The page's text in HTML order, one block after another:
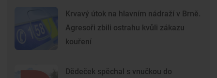
Krvavý útok na hlavním nádraží v Brně.
Agresoři zbili ostrahu kvůli zákazu
kouření
Dědeček spěchal s vnučkou do